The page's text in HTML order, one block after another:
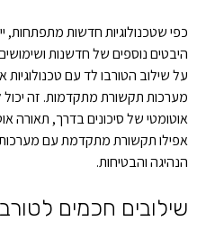
כפי שטכנולוגיות חדשות מתפתחות,
היבטים נוספים של חדשנות
על שילוב הטורבו לד עם טכנולוגיות
מערכות תקשורת מתקדמות. זה יכול
אוטומטי של סיכונים בדרך, תאורה
אפילו תקשורת מתקדמת עם מערכות
הנהיגה והבטיחות.
שילובים חכמים